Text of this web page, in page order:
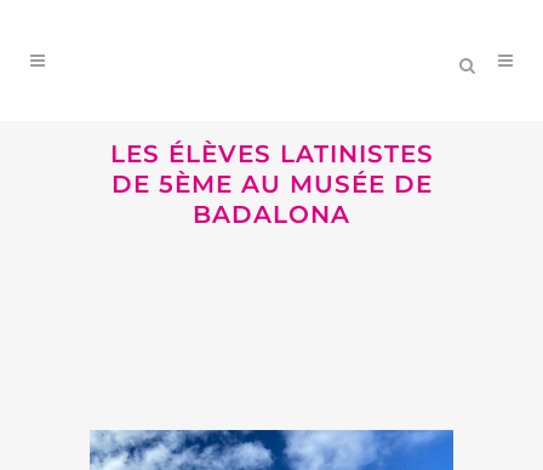
LES ÉLÈVES LATINISTES
DE 5ÈME AU MUSÉE DE
BADALONA